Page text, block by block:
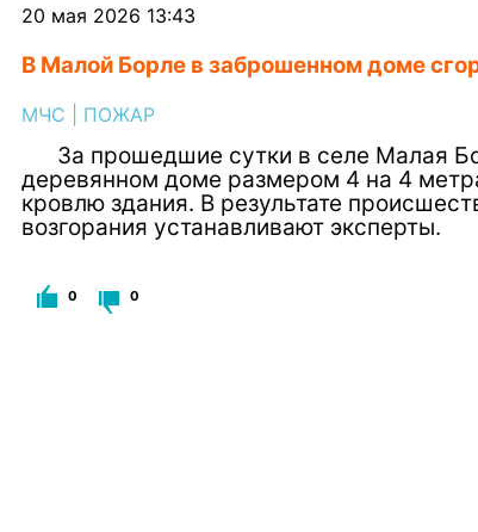
20 мая 2026 13:43
В Малой Борле в заброшенном доме
МЧС ПОЖАР
За прошедшие сутки в селе Малая
деревянном доме размером 4 на 4
кровлю здания. В результате
возгорания устанавливают эксперты.
0 0